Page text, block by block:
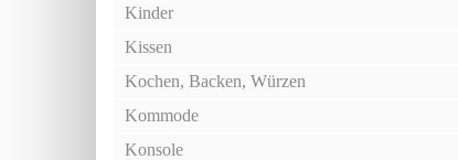
Kinder
Kissen
Kochen, Backen, Würzen
Kommode
Konsole